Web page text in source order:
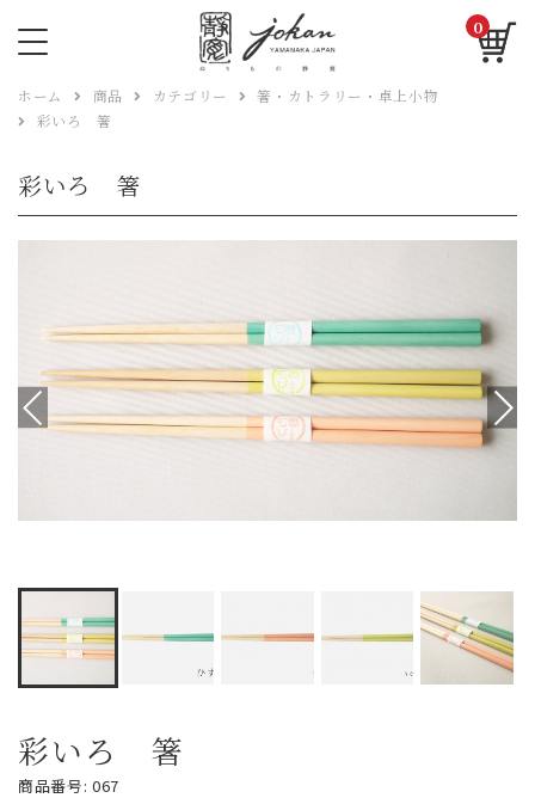
0
ホーム 商品 カテゴリー
箸・カトラリー・卓上小物
彩いろ 箸
彩いろ 箸
彩いろ 箸
商品番号: 067